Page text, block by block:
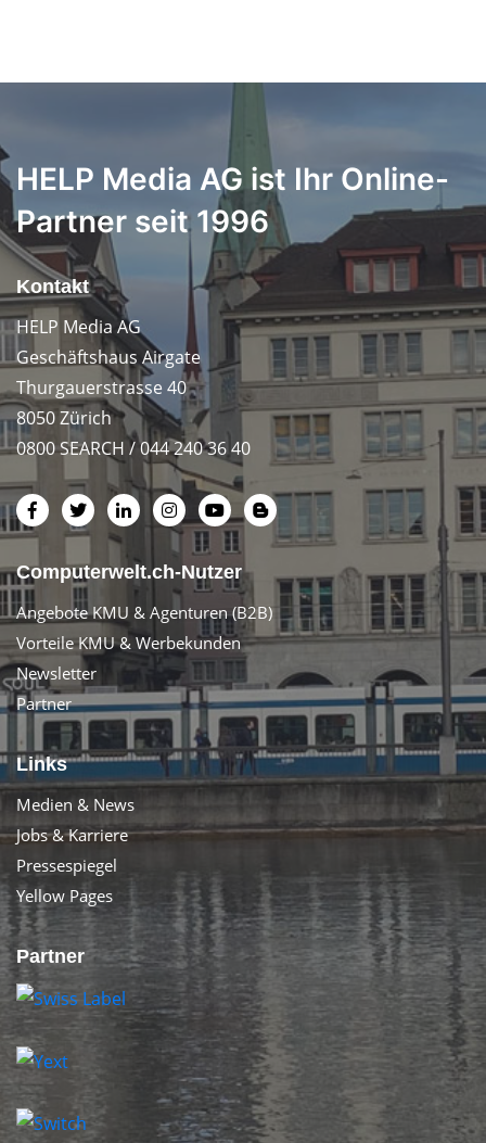
HELP Media AG ist Ihr Online-
Partner seit 1996
Kontakt
HELP Media AG
Geschäftshaus Airgate
Thurgauerstrasse 40
8050 Zürich
0800 SEARCH / 044 240 36 40
Computerwelt.ch-Nutzer
Angebote KMU & Agenturen (B2B)
Vorteile KMU & Werbekunden
Newsletter
Partner
Links
Medien & News
Jobs & Karriere
Pressespiegel
Yellow Pages
Partner